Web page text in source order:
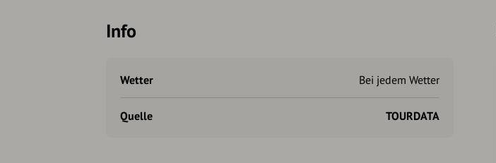
Info
Wetter Bei jedem Wetter
Quelle TOURDATA